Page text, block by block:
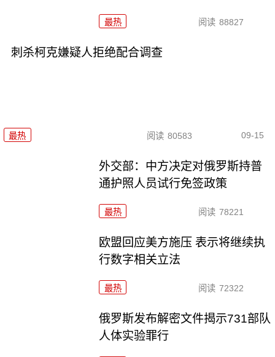
最热 阅读 88827
刺杀柯克嫌疑人拒绝配合调查
最热 阅读 80583 09-15
外交部：中方决定对俄罗斯持普
通护照人员试行免签政策
最热 阅读 78221
欧盟回应美方施压 表示将继续执
行数字相关立法
最热 阅读 72322
俄罗斯发布解密文件揭示731部队
人体实验罪行